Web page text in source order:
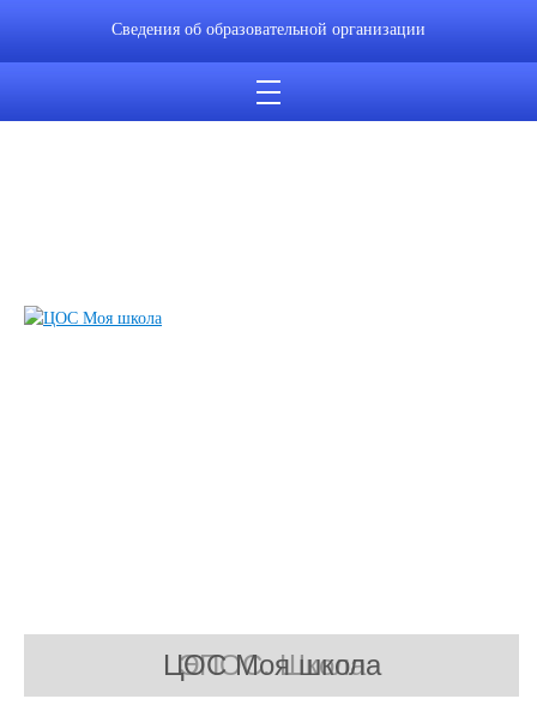
ЭПОС. Школа
ЦОС Моя школа
Сведения об образовательной организации